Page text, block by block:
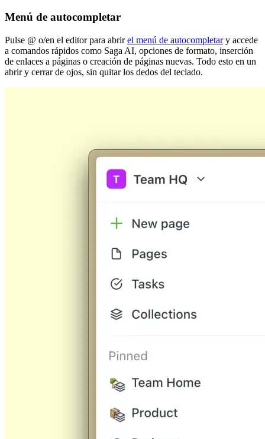
Menú de autocompletar
Pulse @ o/en el editor para abrirel menú de autocompletary accede
a comandos rápidos como Saga AI, opciones de formato, inserción
de enlaces a páginas o creación de páginas nuevas. Todo esto en un
abrir y cerrar de ojos, sin quitar los dedos del teclado.